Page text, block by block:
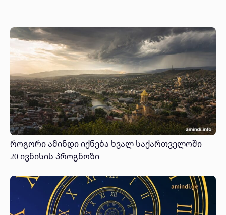
როგორი ამინდი იქნება ხვალ საქართველოში —
20 ივნისის პროგნოზი